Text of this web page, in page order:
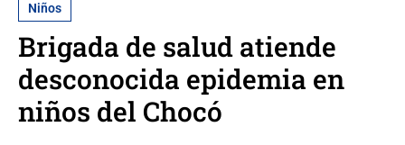
Niños
Brigada de salud atiende
desconocida epidemia en
niños del Chocó